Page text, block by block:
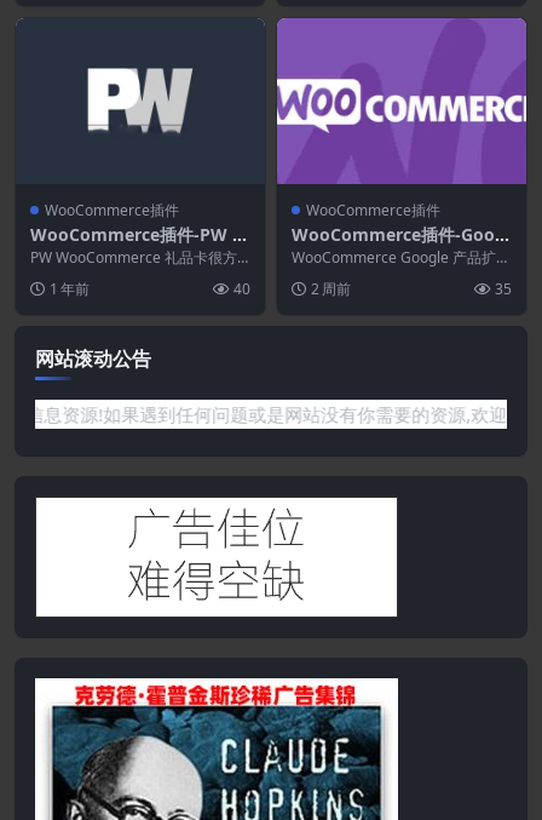
WooCommerce插件
WooCommerce插件-PW W
ooCommerce Gift Cards 3.
35
PW WooCommerce 礼品卡很方
便，可以有机地增加销售额。 Wo
oCom...
1 年前 40
WooCommerce插件
WooCommerce插件-Googl
e Product Feed for WooCo
mmerce 12.0.0
WooCommerce Google 产品扩展
允许您创建实时提要以向 Googl...
2 周前 35
网站滚动公告
获取各种信息资源!如果遇到任何问题或是网站没有你需要的资